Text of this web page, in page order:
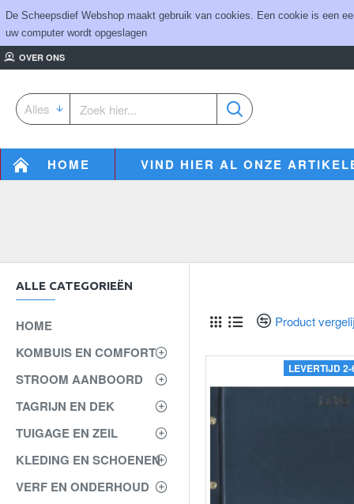
De Scheepsdief Webshop maakt gebruik van cookies. Een cookie is een
uw computer wordt opgeslagen
OVER ONS
Alles
HOME VIND HIER AL ONZE
ALLE CATEGORIEËN
HOME
KOMBUIS EN COMFORT
STROOM AANBOORD
TAGRIJN EN DEK
TUIGAGE EN ZEIL
KLEDING EN SCHOENEN
VERF EN ONDERHOUD
Product
LEVERTIJD